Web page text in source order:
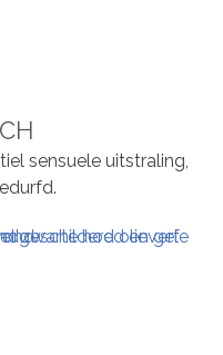
sensuele uitstraling,